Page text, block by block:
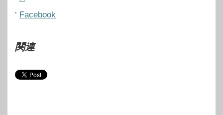
Facebook
関連